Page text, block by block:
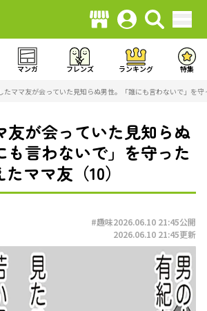
マンガ フレンズ ランキング 特集
たママ友が会っていた見知らぬ男性。「誰にも言わないで」を
友が会っていた見知らぬ
も言わないで」を守った
ママ友（10）
#趣味2026.06.10 21:45公開
2026.06.10 21:45更新